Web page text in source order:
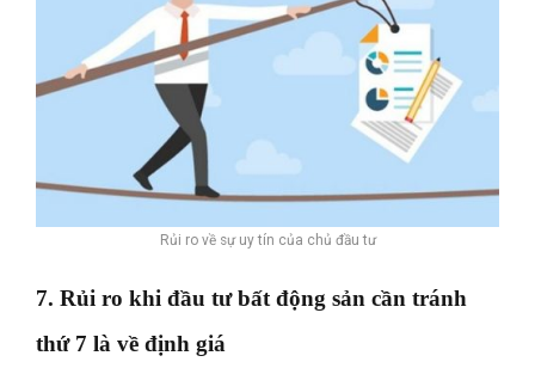
Rủi ro về sự uy tín của chủ đầu tư
7. Rủi ro khi đầu tư bất động sản cần tránh
thứ 7 là về định giá